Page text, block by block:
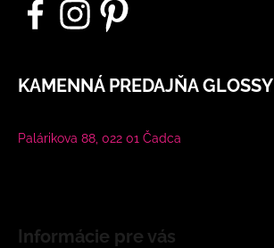
KAMENNÁ PREDAJŇA GLOSSY
Palárikova 88, 022 01 Čadca
Informácie pre vás